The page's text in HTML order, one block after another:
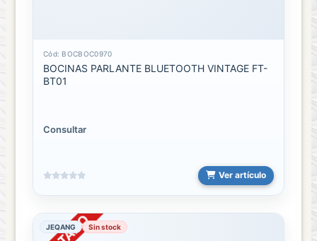
Cód: BOCBOC0970
BOCINAS PARLANTE BLUETOOTH VINTAGE FT-
BT01
Consultar
Ver artículo
JEQANG Sin stock